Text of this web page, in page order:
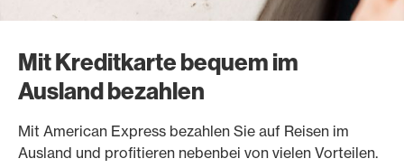
Mit Kreditkarte bequem im
Ausland bezahlen
Mit American Express bezahlen Sie auf Reisen im
Ausland und profitieren nebenbei von vielen Vorteilen.